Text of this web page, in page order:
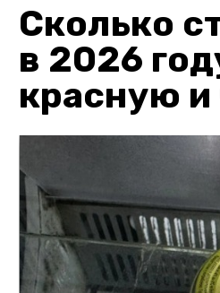
Сколько
в 2026
красную